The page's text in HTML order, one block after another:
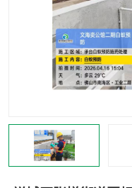
灭蜱虫
灭苍蝇
灭蚊虫
害虫防治